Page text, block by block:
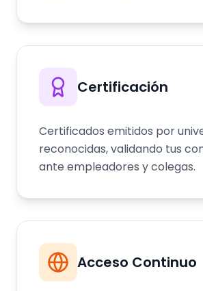
Certificación
Certificados emitidos por
reconocidas, validando tus
ante empleadores y colegas.
Acceso Continuo